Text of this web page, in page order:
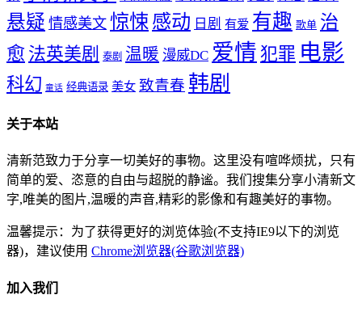
悬疑 情感美文 惊悚 感动 日剧 有爱 有趣 歌单 治
愈 法英美剧 泰剧 温暖 漫威DC 爱情 犯罪 电影
科幻 童话 经典语录 美女 致青春 韩剧
关于本站
清新范致力于分享一切美好的事物。这里没有喧哗烦扰，只有
简单的爱、恣意的自由与超脱的静谧。我们搜集分享小清新文
字,唯美的图片,温暖的声音,精彩的影像和有趣美好的事物。
温馨提示：为了获得更好的浏览体验(不支持IE9以下的浏览
器)，建议使用 Chrome浏览器(谷歌浏览器)
加入我们